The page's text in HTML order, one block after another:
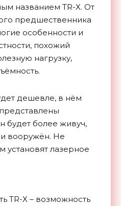
названием TR-X. От
предшественника
особенности и
похожий
нагрузку,
дешевле, в нём
будет более живуч,
вооружён. Не
установят лазерное
TR-X – возможность